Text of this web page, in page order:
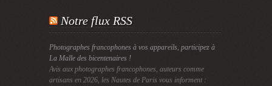
Notre flux RSS
Photographes francophones à vos appareils, participez à
La Malle des bicentenaires !
Avis aux photographes francophones, auteurs comme
artisans en 2026, les Nautes de Paris vous informent :